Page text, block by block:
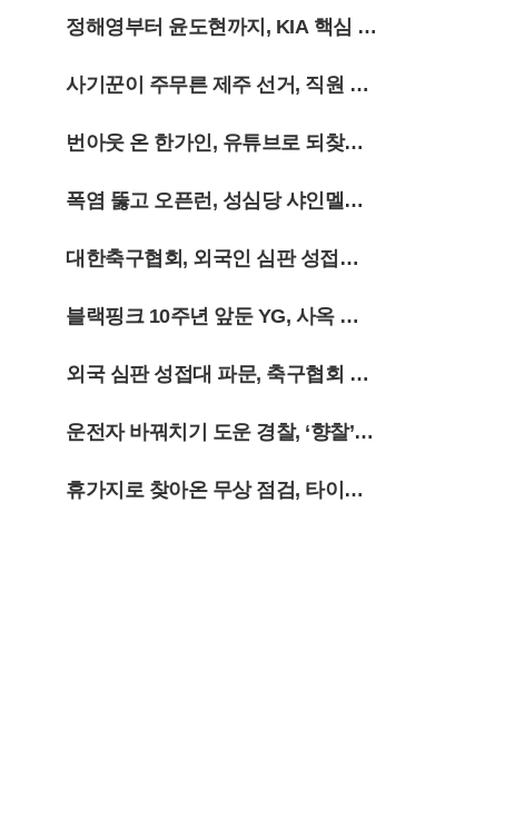
산행의 기억은 단순한 관광 이상의 가치를
지닌다. 정선군 여량면 일대의 고즈넉한 분
이번 여름 시즌은 억새가 은빛으로 변하기
객들은 출국 전 복잡한 절차 대신 가벼운 등
산화와 카메라를 챙겨 강원도의 깊은 산속으
증 유발
정해영부터 윤도현까지, KIA 핵심 3
인 상무행
사기꾼이 주무른 제주 선거, 직원 강
제 동원
번아웃 온 한가인, 유튜브로 되찾은
삶의 질
폭염 뚫고 오픈런, 성심당 샤인멜론
시루 출시
대한축구협회, 외국인 심판 성접대
의혹에 축구팬 ‘폭발’
블랙핑크 10주년 앞둔 YG, 사옥 앞
골프채 소동까지
외국 심판 성접대 파문, 축구협회 15
년 전 흑역사 폭로
운전자 바꿔치기 도운 경찰, ‘향찰’
유착의 민낯
휴가지로 찾아온 무상 점검, 타이어